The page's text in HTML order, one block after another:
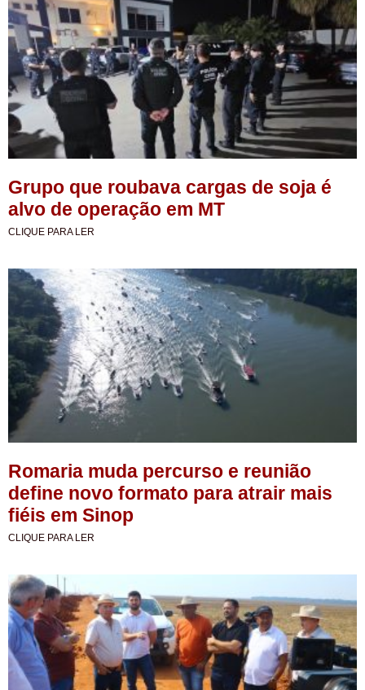
Grupo que roubava cargas de soja é
alvo de operação em MT
CLIQUE PARA LER
Romaria muda percurso e reunião
define novo formato para atrair mais
fiéis em Sinop
CLIQUE PARA LER